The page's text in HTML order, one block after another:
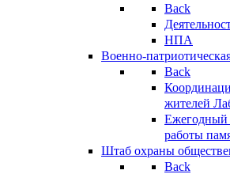
Back
НПА
Военно-
Back
жителей
Ежегодный
работы
Штаб охраны
Back